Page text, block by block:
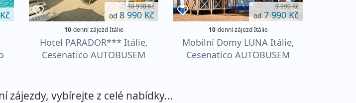
10 990 Kč
od 8 990 Kč
10-denní zájezd Itálie
Hotel PARADOR*** Itálie,
Cesenatico AUTOBUSEM
9 990 Kč
od7 990 Kč
10-denní zájezd Itálie
Mobilní Domy LUNA Itálie,
Cesenatico AUTOBUSEM
zájezdy, vybírejte z celé nabídky...